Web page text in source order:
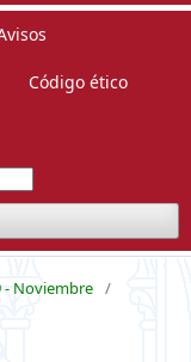
Código ético
- Noviembre /